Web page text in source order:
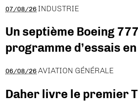
07/08/26 INDUSTRIE
Un septième Boeing
programme d’essais
06/08/26 AVIATION GÉNÉRALE
Daher livre le premier